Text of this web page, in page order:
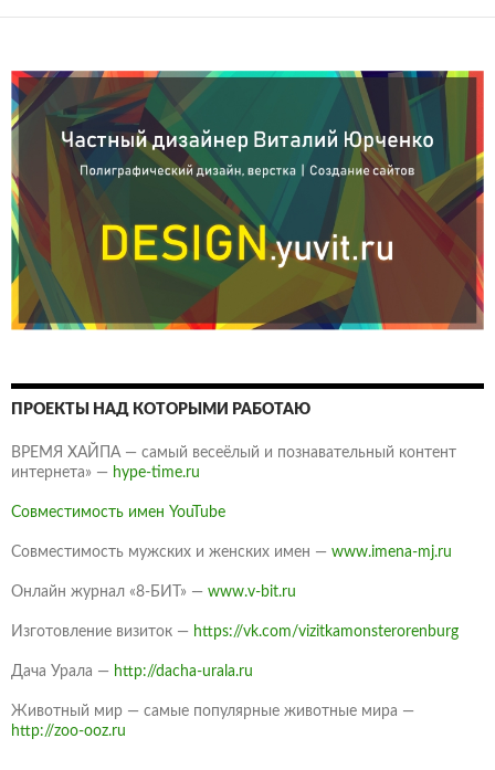
ПРОЕКТЫ НАД КОТОРЫМИ РАБОТАЮ
ВРЕМЯ ХАЙПА — самый весеёлый и познавательный контент
интернета» — hype-time.ru
Совместимость имен YouTube
Совместимость мужских и женских имен — www.imena-mj.ru
Онлайн журнал «8-БИТ» — www.v-bit.ru
Изготовление визиток — https://vk.com/vizitkamonsterorenburg
Дача Урала — http://dacha-urala.ru
Животный мир — самые популярные животные мира —
http://zoo-ooz.ru